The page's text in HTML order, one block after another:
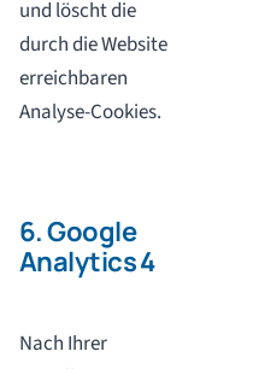
und löscht die
durch die Website
erreichbaren
Analyse-Cookies.
6. Google
Analytics 4
Nach Ihrer